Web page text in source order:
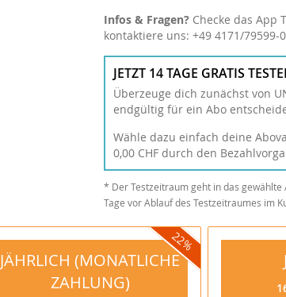
Infos & Fragen?Checke das App
kontaktiere uns: +49 4171/79599-0
JETZT 14 TAGE GRATIS
Überzeuge dich zunächst von
endgültig für ein Abo
Wähle dazu einfach deine
0,00 CHF durch den
* Der Testzeitraum geht in das
Tage vor Ablauf des Testzeitraumes im
22
JÄHRLICH (MONATLICHE
ZAHLUNG)